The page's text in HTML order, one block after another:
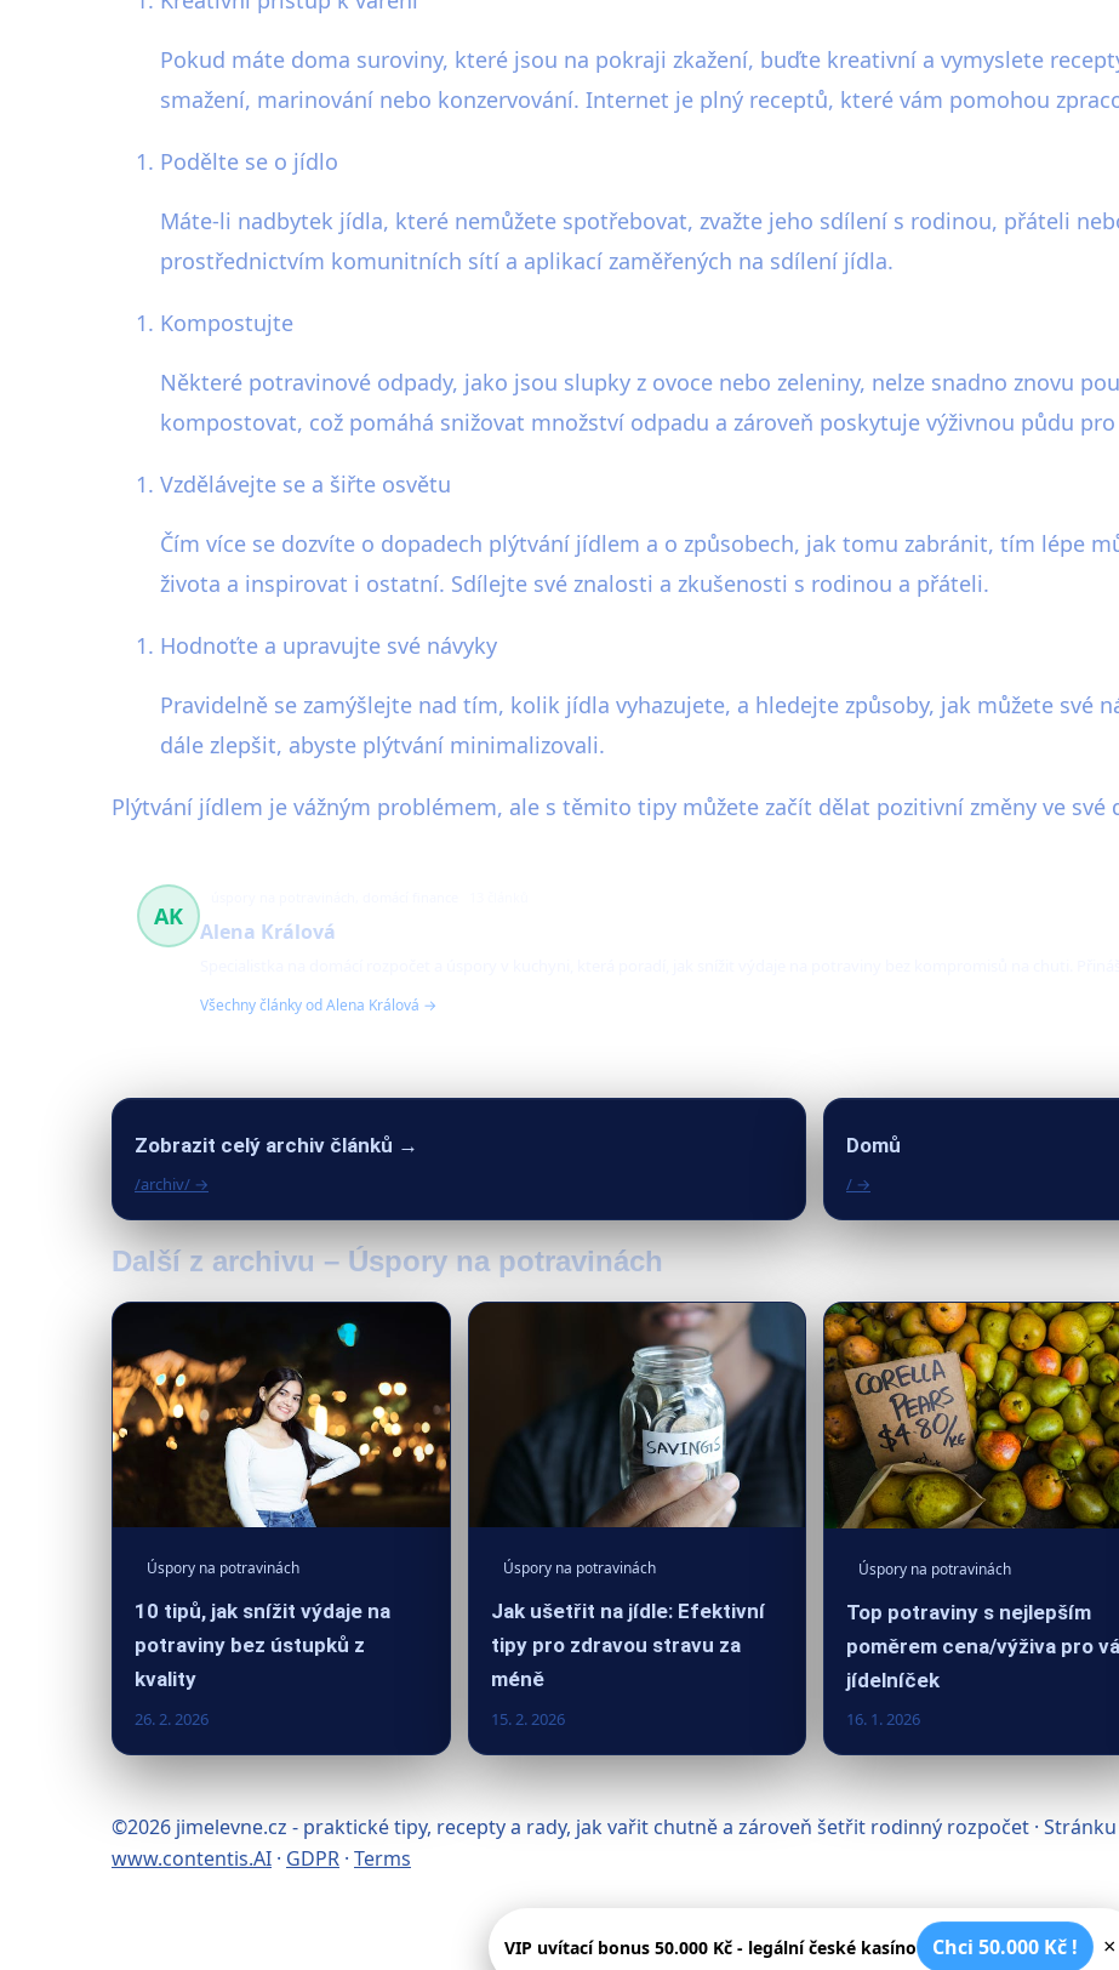
Pokud máte doma suroviny, které jsou na pokraji zkažení, buďte kreativní a vymyslete
smažení, marinování nebo konzervování. Internet je plný receptů, které vám pomohou
Podělte se o jídlo
Máte-li nadbytek jídla, které nemůžete spotřebovat, zvažte jeho sdílení s rodinou, přáteli
prostřednictvím komunitních sítí a aplikací zaměřených na sdílení jídla.
Kompostujte
Některé potravinové odpady, jako jsou slupky z ovoce nebo zeleniny, nelze snadno znovu
kompostovat, což pomáhá snižovat množství odpadu a zároveň poskytuje výživnou půdu pro
Vzdělávejte se a šiřte osvětu
Čím více se dozvíte o dopadech plýtvání jídlem a o způsobech, jak tomu zabránit, tím lépe
života a inspirovat i ostatní. Sdílejte své znalosti a zkušenosti s rodinou a přáteli.
Hodnoťte a upravujte své návyky
Pravidelně se zamýšlejte nad tím, kolik jídla vyhazujete, a hledejte způsoby, jak můžete své
dále zlepšit, abyste plýtvání minimalizovali.
Plýtvání jídlem je vážným problémem, ale s těmito tipy můžete začít dělat pozitivní změny ve své
AK
Alena Králová
Všechny články od Alena Králová →
Zobrazit celý archiv článků →
/archiv/ →
Domů
/ →
Další z archivu – Úspory na potravinách
Úspory na potravinách
10 tipů, jak snížit výdaje na
potraviny bez ústupků z
kvality
26. 2. 2026
Úspory na potravinách
Jak ušetřit na jídle: Efektivní
tipy pro zdravou stravu za
méně
15. 2. 2026
Úspory na potravinách
Top potraviny s nejlepším
poměrem cena/výživa pro
jídelníček
16. 1. 2026
©2026 jimelevne.cz - praktické tipy, recepty a rady, jak vařit chutně a zároveň šetřit rodinný rozpočet ·
www.contentis.AI · GDPR · Terms
VIP uvítací bonus 50.000 Kč - legální české kasíno Chci 50.000 Kč ! ×